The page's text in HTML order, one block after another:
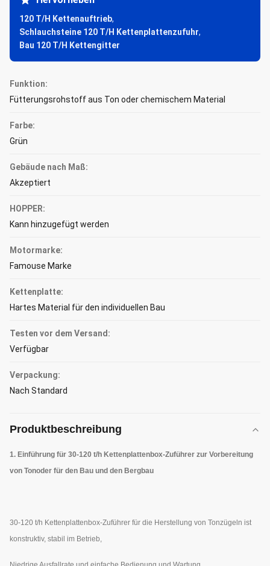
120 T/H Kettenauftrieb,
Schlauchsteine 120 T/H Kettenplattenzufuhr,
Bau 120 T/H Kettengitter
Funktion:
Fütterungsrohstoff aus Ton oder chemischem Material
Farbe:
Grün
Gebäude nach Maß:
Akzeptiert
HOPPER:
Kann hinzugefügt werden
Motormarke:
Famouse Marke
Kettenplatte:
Hartes Material für den individuellen Bau
Testen vor dem Versand:
Verfügbar
Verpackung:
Nach Standard
Produktbeschreibung
1. Einführung für 30-120 t/h Kettenplattenbox-Zuführer zur Vorbereitung
von Tonoder für den Bau und den Bergbau
30-120 t/h Kettenplattenbox-Zuführer für die Herstellung von Tonzügeln ist
konstruktiv, stabil im Betrieb,